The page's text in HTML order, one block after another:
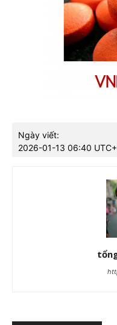
Ngày viết:
2026-01-13 06:40